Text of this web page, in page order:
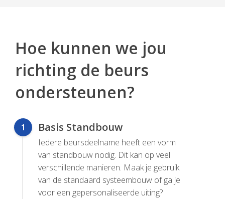
Hoe kunnen we jou
richting de beurs
ondersteunen?
1 Basis Standbouw
Iedere beursdeelname heeft een vorm
van standbouw nodig. Dit kan op veel
verschillende manieren. Maak je gebruik
van de standaard systeembouw of ga je
voor een gepersonaliseerde uiting?